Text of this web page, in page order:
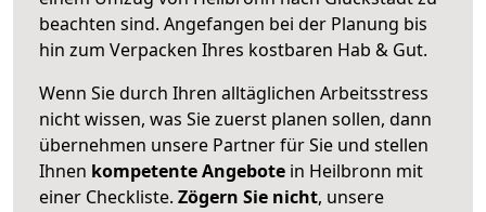
beachten sind. Angefangen bei der Planung bis
hin zum Verpacken Ihres kostbaren Hab & Gut.
Wenn Sie durch Ihren alltäglichen Arbeitsstress
nicht wissen, was Sie zuerst planen sollen, dann
übernehmen unsere Partner für Sie und stellen
Ihnen kompetente Angebote in Heilbronn mit
einer Checkliste. Zögern Sie nicht, unsere